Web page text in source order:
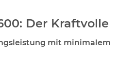
Der Kraftvolle
mit minimalem